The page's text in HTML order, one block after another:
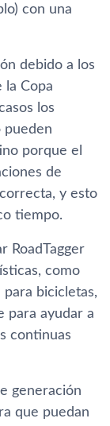
con una
debido a los
la Copa
los
pueden
porque el
de
y esto
tiempo.
RoadTagger
como
bicicletas,
para ayudar a
continuas
generación
que puedan